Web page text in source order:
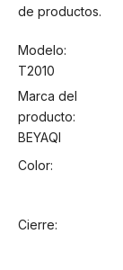
de productos.
Modelo:
T2010
Marca del
producto:
BEYAQI
Color:
Cierre: